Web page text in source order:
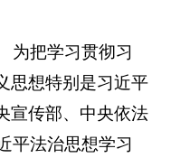
为把学习贯彻习
思想特别是习近平
宣传部、中央依法
平法治思想学习